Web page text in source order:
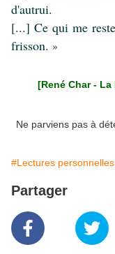
d'autrui.
[...] Ce qui me
frisson. »
[René Char -
Ne parviens pas à
#Lectures personnelles
Partager